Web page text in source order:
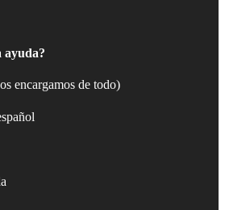
ayuda?
encargamos de todo)